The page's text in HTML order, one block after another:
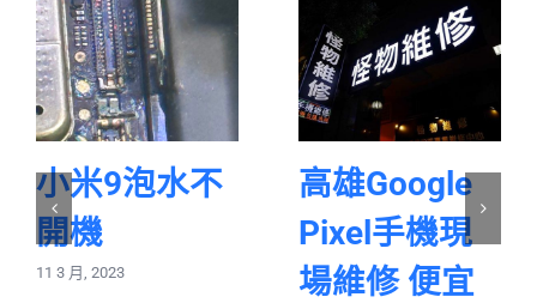
小米9泡水不
開機
11 3 月, 2023
高雄Google
Pixel手機現
場維修 便宜